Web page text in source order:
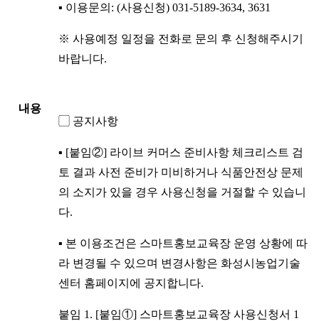
내용
▪ 이용문의: (사용신청) 031-5189-3634, 3631
※ 사용예정 일정을 전화로 문의 후 신청해주시기
바랍니다.
▢ 공지사항
▪ [붙임②] 라이브 커머스 준비사항 체크리스트 검
토 결과 사전 준비가 미비하거나 식품안전상 문제
의 소지가 있을 경우 사용신청을 거절할 수 있습니
다.
▪ 본 이용조건은 스마트홍보교육장 운영 상황에 따
라 변경될 수 있으며 변경사항은 화성시농업기술
센터 홈페이지에 공지합니다.
붙임 1. [붙임①] 스마트홍보교육장 사용신청서 1